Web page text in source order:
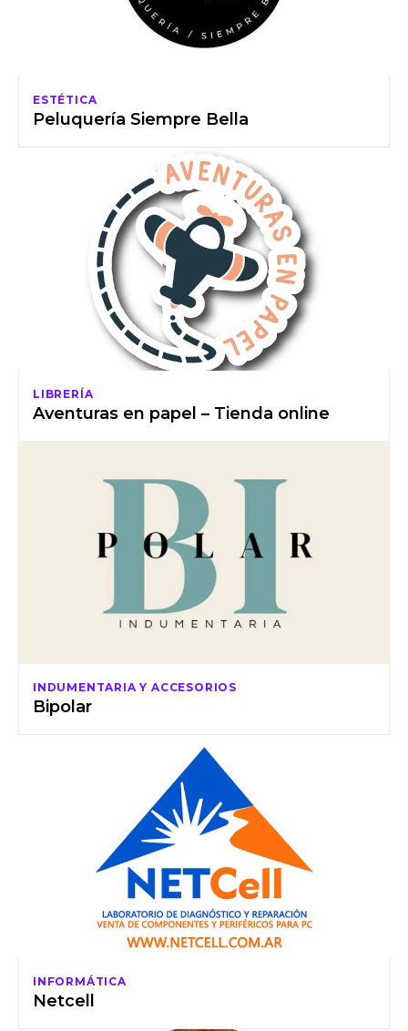
ESTÉTICA
Peluquería Siempre Bella
LIBRERÍA
Aventuras en papel – Tienda online
INDUMENTARIA Y ACCESORIOS
Bipolar
INFORMÁTICA
Netcell